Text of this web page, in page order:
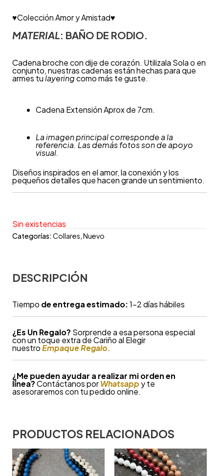
♥Colección Amor y Amistad♥
MATERIAL: BAÑO DE RODIO.
Cadena broche con dije de corazón. Utilizala Sola o en
conjunto, nuestras cadenas están hechas para que
armes tulayeringcomo más te guste.
Cadena Extensión Aprox de 7cm.
La imagen principal corresponde a la
referencia. Las demás fotos son de apoyo
visual.
Diseños inspirados en el amor, la conexión y los
pequeños detalles que hacen grande un sentimiento.
Sin existencias
Categorías:Collares,Nuevo
DESCRIPCIÓN
Tiempo de entrega estimado:1-2 días hábiles
¿Es Un Regalo? Sorprende a esa persona especial
con un toque extra de Cariño al Elegir
nuestroEmpaque Regalo.
¿Me pueden ayudar a realizar mi orden en
línea?Contáctanos por Whatsapp y te
asesoraremos con tu pedido online.
PRODUCTOS RELACIONADOS